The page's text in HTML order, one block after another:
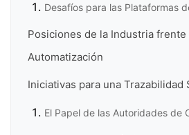
Desafíos para las Plataformas
Posiciones de la Industria frente
Automatización
Iniciativas para una Trazabilidad
El Papel de las Autoridades de